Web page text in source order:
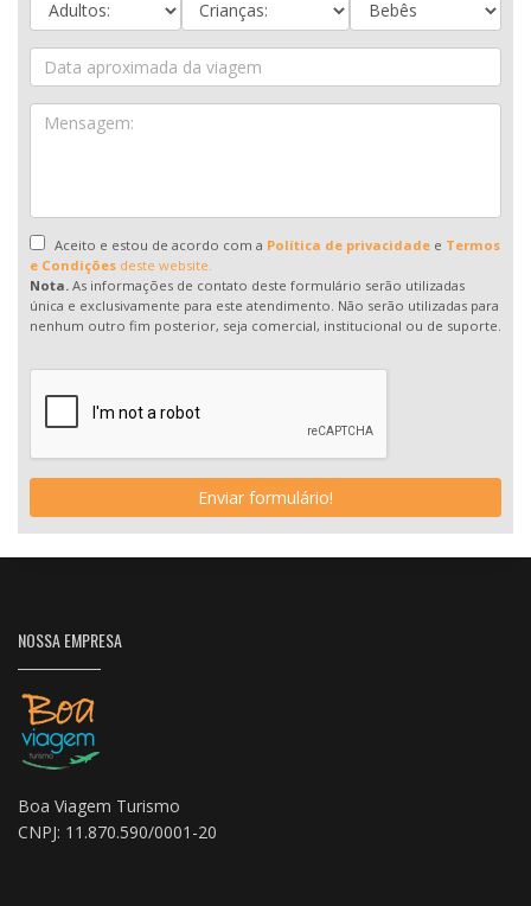
Aceito e estou de acordo com a Política de privacidadee Termos
e Condições deste website.
Nota. As informações de contato deste formulário serão utilizadas
única e exclusivamente para este atendimento. Não serão utilizadas para
nenhum outro fim posterior, seja comercial, institucional ou de suporte.
Enviar formulário!
NOSSA EMPRESA
Boa Viagem Turismo
CNPJ: 11.870.590/0001-20